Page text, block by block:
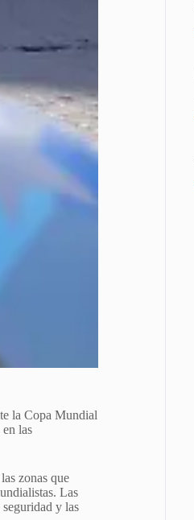
la Copa Mundial
las
zonas que
Las
y las